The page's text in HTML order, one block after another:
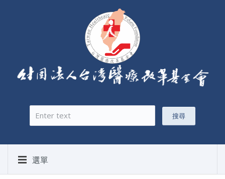
搜尋表單
搜尋
選單